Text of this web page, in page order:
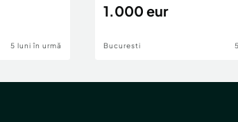
5 luni în urmă
1.000 eur
Bucuresti